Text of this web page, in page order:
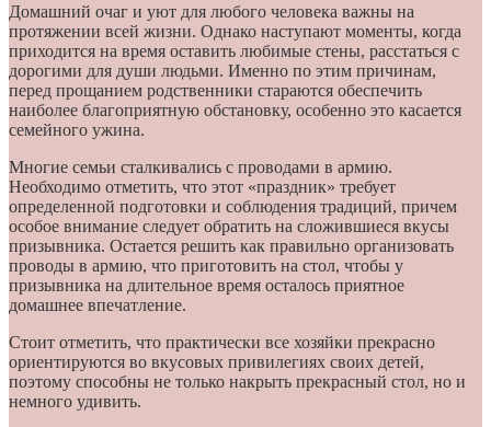
Домашний очаг и уют для любого человека важны на
протяжении всей жизни. Однако наступают моменты, когда
приходится на время оставить любимые стены, расстаться с
дорогими для души людьми. Именно по этим причинам,
перед прощанием родственники стараются обеспечить
наиболее благоприятную обстановку, особенно это касается
семейного ужина.
Многие семьи сталкивались с проводами в армию.
Необходимо отметить, что этот «праздник» требует
определенной подготовки и соблюдения традиций, причем
особое внимание следует обратить на сложившиеся вкусы
призывника. Остается решить как правильно организовать
проводы в армию, что приготовить на стол, чтобы у
призывника на длительное время осталось приятное
домашнее впечатление.
Стоит отметить, что практически все хозяйки прекрасно
ориентируются во вкусовых привилегиях своих детей,
поэтому способны не только накрыть прекрасный стол, но и
немного удивить.